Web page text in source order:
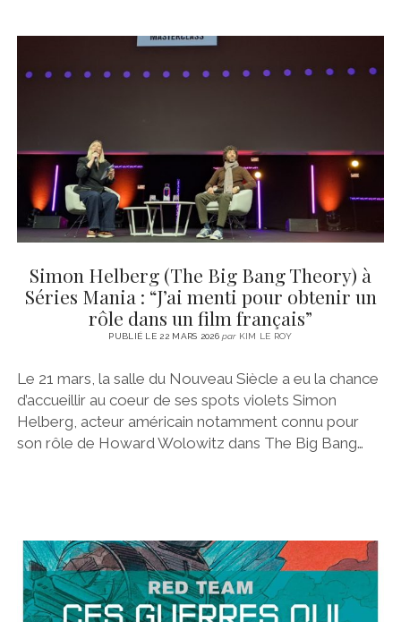
Simon Helberg (The Big Bang Theory) à
Séries Mania : “J’ai menti pour obtenir un
rôle dans un film français”
PUBLIÉ LE 22 MARS 2026parKIM LE ROY
Le 21 mars, la salle du Nouveau Siècle a eu la chance
d’accueillir au coeur de ses spots violets Simon
Helberg, acteur américain notamment connu pour
son rôle de Howard Wolowitz dans The Big Bang…